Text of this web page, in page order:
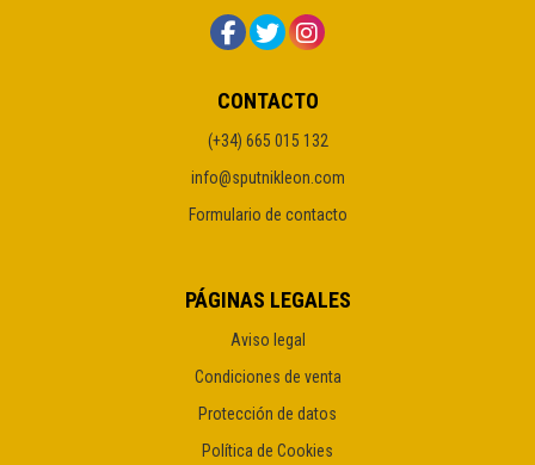
CONTACTO
(+34) 665 015 132
info@sputnikleon.com
Formulario de contacto
PÁGINAS LEGALES
Aviso legal
Condiciones de venta
Protección de datos
Política de Cookies